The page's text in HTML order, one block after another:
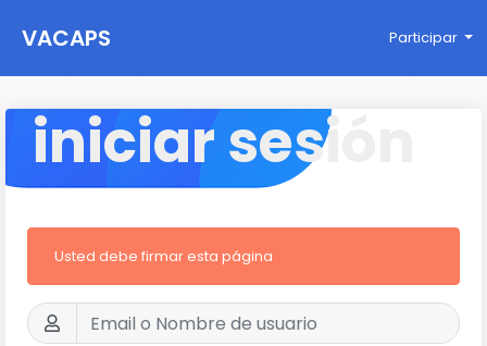
VACAPS Participar
iniciar sesión
Usted debe firmar esta página